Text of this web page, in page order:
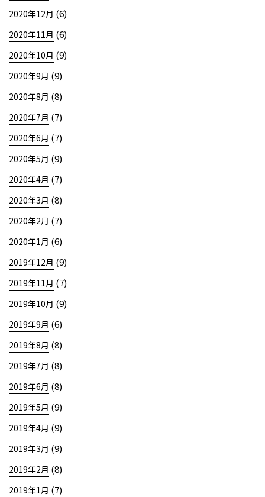
2020年12月 (6)
2020年11月 (6)
2020年10月 (9)
2020年9月 (9)
2020年8月 (8)
2020年7月 (7)
2020年6月 (7)
2020年5月 (9)
2020年4月 (7)
2020年3月 (8)
2020年2月 (7)
2020年1月 (6)
2019年12月 (9)
2019年11月 (7)
2019年10月 (9)
2019年9月 (6)
2019年8月 (8)
2019年7月 (8)
2019年6月 (8)
2019年5月 (9)
2019年4月 (9)
2019年3月 (9)
2019年2月 (8)
2019年1月 (7)